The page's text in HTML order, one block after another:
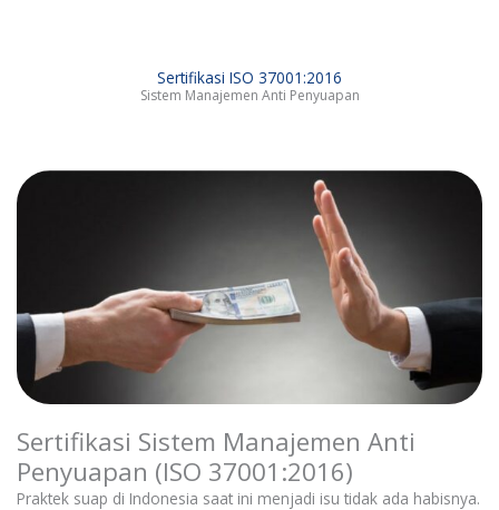
Sertifikasi ISO 37001:2016
Sistem Manajemen Anti Penyuapan
Sertifikasi Sistem Manajemen Anti
Penyuapan (ISO 37001:2016)
Praktek suap di Indonesia saat ini menjadi isu tidak ada habisnya.